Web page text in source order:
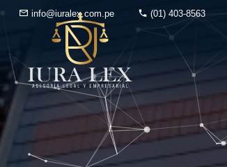
info@iuralex.com.pe (01) 403-8563